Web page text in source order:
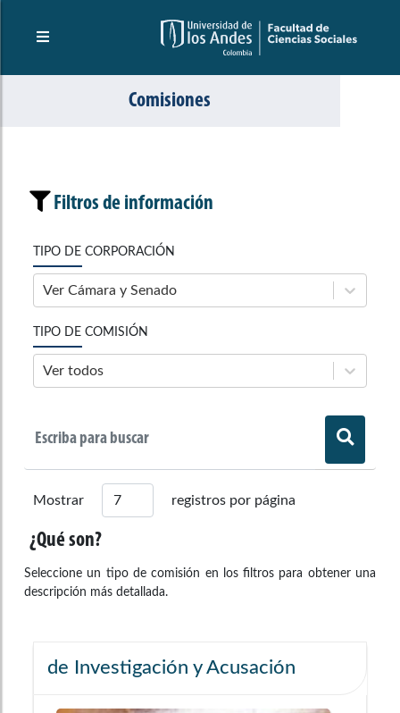
Comisiones
Filtros de información
TIPO DE CORPORACIÓN
Ver Cámara y Senado
TIPO DE COMISIÓN
Ver todos
Mostrar registros por página
¿Qué son?
Seleccione un tipo de comisión en los filtros para obtener una
descripción más detallada.
de Investigación y Acusación